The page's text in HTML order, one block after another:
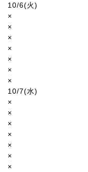
10/6(火)
×
×
×
×
×
×
×
10/7(水)
×
×
×
×
×
×
×